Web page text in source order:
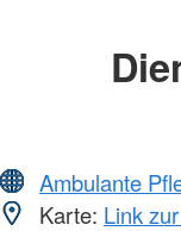
Ambulante
Karte: Link